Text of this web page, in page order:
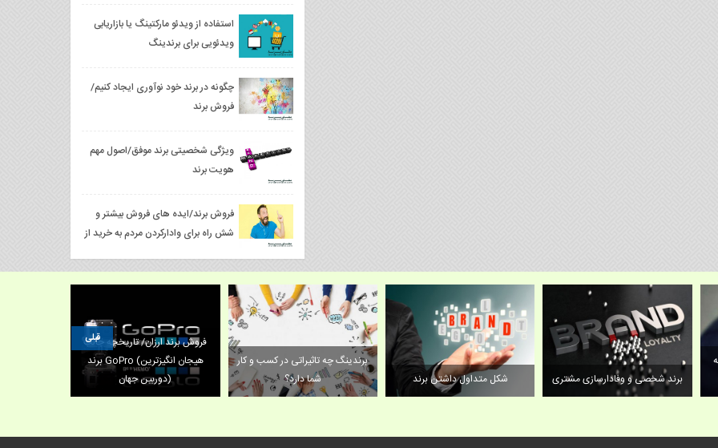
استفاده از ویدئو مارکتینگ یا بازاریابی
ویدئویی برای برندینگ
چگونه در برند خود نوآوری ایجاد کنیم/
فروش برند
ویژگی شخصیتی برند موفق/اصول مهم
هویت برند
فروش برند/ایده ‌های فروش بیشتر و
شش راه برای وادارکردن مردم به خرید از
برندینگ چه تاثیراتی در کسب و کار
شما دارد؟
شكل متداول داشتن برند برند شخصی و وفادارسازی مشتری
نکته های مهم که در طراحی اولیه
برند/فروش برند تجاری
قبلی